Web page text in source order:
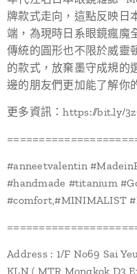
牌款式走向，這點反映日
端，為現時日系眼鏡瘋魔
傳統的圓形也不限於威靈
的款式，放棄墨守成規的
邊的朋友們更加能了解你
更多資訊：https://bit.ly/
#anneetvalentin
#handmade #titanium
#comfort,#MINIMALIST
Address : 1/F No69 Sai
KLN ( MTR Mongkok D3